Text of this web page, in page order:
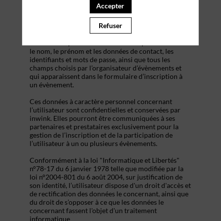
évènement, et de consulter les informations relatives
à l’organisation pratique et logistique d’un
le nom, le prénom et les données de contact, les
identifiants et mots de passe, ainsi que tous les
champs choisis par l’organisateur d’évènements et
qui apparaissent dans le formulaire d’inscription à
un évènement.
Ces données à caractère personnel concernant
l’utilisateur sont confidentielles et conservées par
inwink. Elles pourront être communiquées à ses
partenaires et prestataires exclusivement pour la
gestion de l’inscription et de la participation de
l’utilisateur à un ou plusieurs évènements.
Conformément à la loi "Informatique et Libertés"
n°78-17 du 6 janvier 1978 telle que modifiée par la
loi n°2004-801 du 6 août 2004, sur justification de
son identité, l’utilisateur dispose d'un droit d'accès et
de rectification des données le concernant, ainsi que
du droit de s’opposer à ce que les données le
concernant fassent l'objet d'un traitement
informatique
Accepter
Refuser